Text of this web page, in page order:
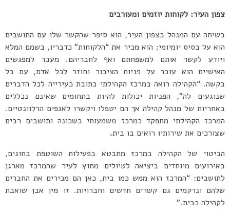
צפון העיר: לקוחות יוזמים ומעורבים
בשיחה עם המנהל בצפון העיר, הוא סיפר שהקשר שלו עם התושבים
הוא על בסיס יומיומי; הוא מכיר את “הלקוחות” כדבריו, בשמם המלא
ויודע לקשר אותם למשפחתם ואף לחבריהם. מעבר למפגשים
האישיים הוא עובר על פניות הציבור וחוזר לכל אדם, עם כל
בקשה. “הקהילה רואה במרכז הקהילתי כתובת כעירייה לכל הדברים
שנוגעים לה”, הפניות יכולות להיות בתחומים שאינם נכללים
באחריות של מנהל קהילה אך הם יטפלו ויקשרו לאגפים הרלוונטיים.
המרכז הקהילתי מתפקד כמרכז משמעותי בשכונה ותושבים רבים
שצורכים את שירותיו רואים בו בית.
הביטוי של הקהילה במרכז מתבטא בפעילות השוטפת בחוגים,
באירועים מיוחדים ביציאה לטיולים מחוץ לעיר שהמרכז מארגן
לתושבים: “המרכז הוא ממש כמו בית, כאן הם מכירים את החברים
שלהם ונרקמים גם קשרים חדשים וחברויות. זו מין אבן שואבת
לקהילה כבית.”